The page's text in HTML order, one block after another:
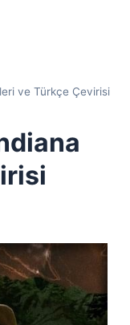
ve Türkçe Çevirisi